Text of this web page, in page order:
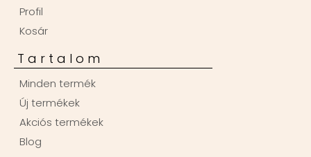
Profil
Kosár
Tartalom
Minden termék
Új termékek
Akciós termékek
Blog